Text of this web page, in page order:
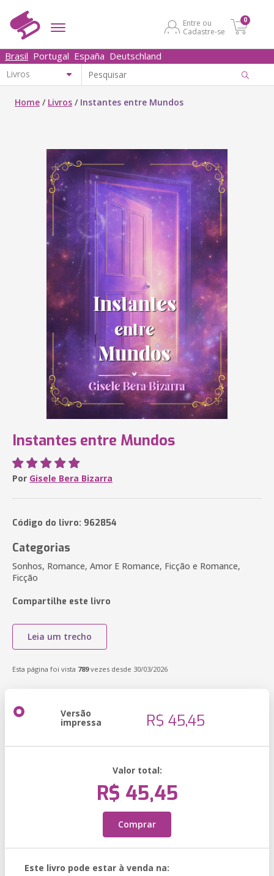
Entre ou
Cadastre-se
0
Brasil Portugal España Deutschland
Home / Livros / Instantes entre Mundos
Instantes entre Mundos
Por Gisele Bera Bizarra
Código do livro: 962854
Categorias
Sonhos, Romance, Amor E Romance, Ficção e Romance,
Ficção
Compartilhe este livro
Leia um trecho
Esta página foi vista 789vezes desde 30/03/2026
Versão
impressa R$ 45,45
Valor total:
R$ 45,45
Comprar
Este livro pode estar à venda na: